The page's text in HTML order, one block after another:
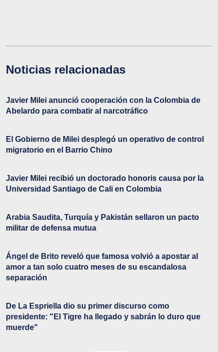
Noticias relacionadas
Javier Milei anunció cooperación con la Colombia de
Abelardo para combatir al narcotráfico
El Gobierno de Milei desplegó un operativo de control
migratorio en el Barrio Chino
Javier Milei recibió un doctorado honoris causa por la
Universidad Santiago de Cali en Colombia
Arabia Saudita, Turquía y Pakistán sellaron un pacto
militar de defensa mutua
Ángel de Brito reveló que famosa volvió a apostar al
amor a tan solo cuatro meses de su escandalosa
separación
De La Espriella dio su primer discurso como
presidente: "El Tigre ha llegado y sabrán lo duro que
muerde"